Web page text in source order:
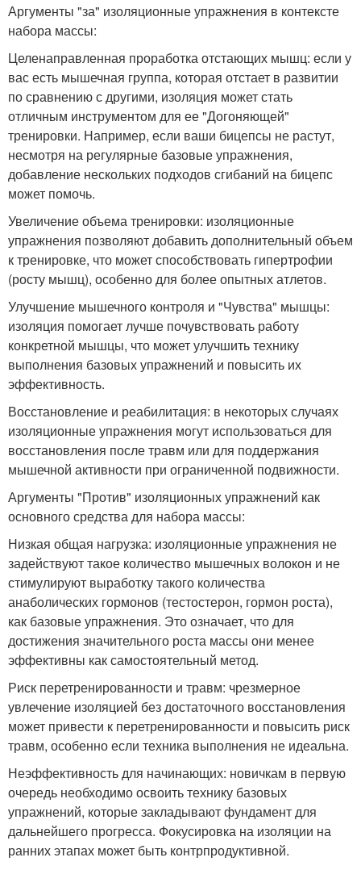
Аргументы "за" изоляционные упражнения в контексте
набора массы:
Целенаправленная проработка отстающих мышц: если у
вас есть мышечная группа, которая отстает в развитии
по сравнению с другими, изоляция может стать
отличным инструментом для ее "Догоняющей"
тренировки. Например, если ваши бицепсы не растут,
несмотря на регулярные базовые упражнения,
добавление нескольких подходов сгибаний на бицепс
может помочь.
Увеличение объема тренировки: изоляционные
упражнения позволяют добавить дополнительный объем
к тренировке, что может способствовать гипертрофии
(росту мышц), особенно для более опытных атлетов.
Улучшение мышечного контроля и "Чувства" мышцы:
изоляция помогает лучше почувствовать работу
конкретной мышцы, что может улучшить технику
выполнения базовых упражнений и повысить их
эффективность.
Восстановление и реабилитация: в некоторых случаях
изоляционные упражнения могут использоваться для
восстановления после травм или для поддержания
мышечной активности при ограниченной подвижности.
Аргументы "Против" изоляционных упражнений как
основного средства для набора массы:
Низкая общая нагрузка: изоляционные упражнения не
задействуют такое количество мышечных волокон и не
стимулируют выработку такого количества
анаболических гормонов (тестостерон, гормон роста),
как базовые упражнения. Это означает, что для
достижения значительного роста массы они менее
эффективны как самостоятельный метод.
Риск перетренированности и травм: чрезмерное
увлечение изоляцией без достаточного восстановления
может привести к перетренированности и повысить риск
травм, особенно если техника выполнения не идеальна.
Неэффективность для начинающих: новичкам в первую
очередь необходимо освоить технику базовых
упражнений, которые закладывают фундамент для
дальнейшего прогресса. Фокусировка на изоляции на
ранних этапах может быть контрпродуктивной.